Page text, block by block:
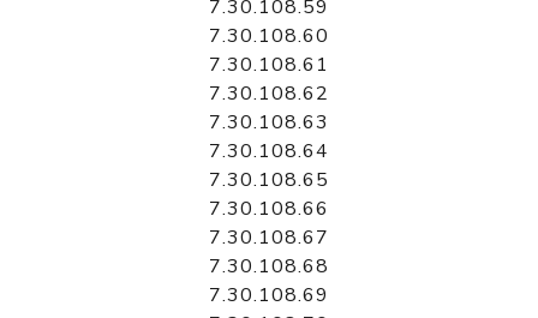
7.30.108.59
7.30.108.60
7.30.108.61
7.30.108.62
7.30.108.63
7.30.108.64
7.30.108.65
7.30.108.66
7.30.108.67
7.30.108.68
7.30.108.69